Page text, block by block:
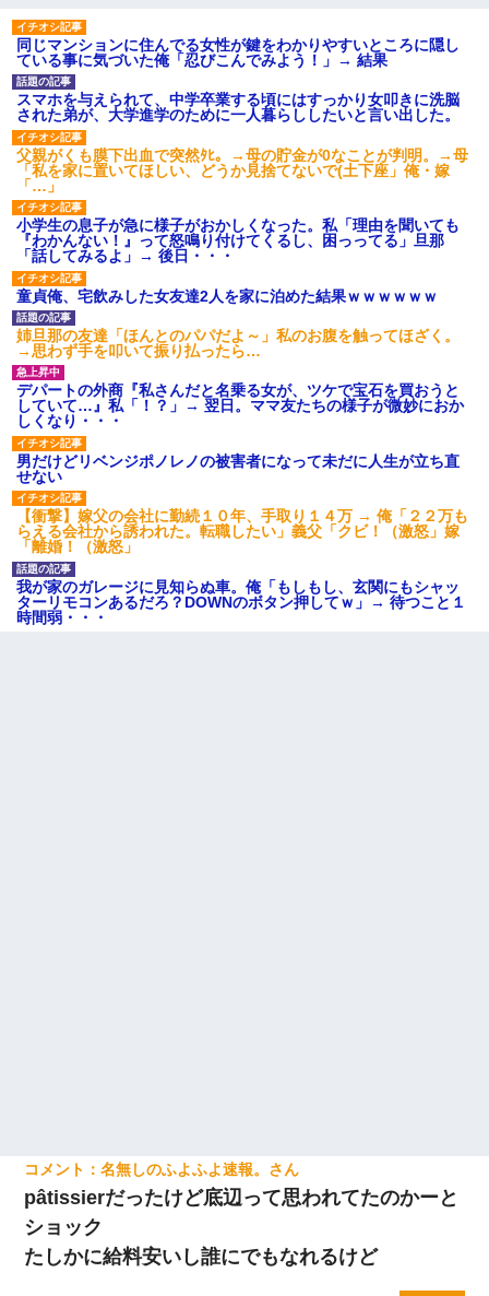
同じマンションに住んでる女性が鍵をわかりやすいところに隠し
ている事に気づいた俺「忍びこんでみよう！」→ 結果
スマホを与えられて、中学卒業する頃にはすっかり女叩きに洗脳
された弟が、大学進学のために一人暮らししたいと言い出した。
父親がくも膜下出血で突然ﾀﾋ。→母の貯金が0なことが判明。→母
「私を家に置いてほしい、どうか見捨てないで(土下座」俺・嫁
「…」
小学生の息子が急に様子がおかしくなった。私「理由を聞いても
『わかんない！』って怒鳴り付けてくるし、困っってる」旦那
「話してみるよ」→ 後日・・・
童貞俺、宅飲みした女友達2人を家に泊めた結果ｗｗｗｗｗｗ
姉旦那の友達「ほんとのパパだよ～」私のお腹を触ってほざく。
→思わず手を叩いて振り払ったら…
デパートの外商『私さんだと名乗る女が、ツケで宝石を買おうと
していて…』私「！？」→ 翌日。ママ友たちの様子が微妙におか
しくなり・・・
男だけどリベンジポノレノの被害者になって未だに人生が立ち直
せない
【衝撃】嫁父の会社に勤続１０年、手取り１４万 → 俺「２２万も
らえる会社から誘われた。転職したい」義父「クビ！（激怒」嫁
「離婚！（激怒」
我が家のガレージに見知らぬ車。俺「もしもし、玄関にもシャッ
ターリモコンあるだろ？DOWNのボタン押してｗ」→ 待つこと１
時間弱・・・
名無しのふよふよ速報。
pâtissierだったけど底辺って思われてたのかーと
ショック
たしかに給料安いし誰にでもなれるけど